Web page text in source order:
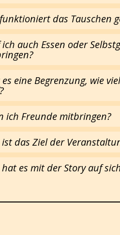
das Tauschen
auch Essen oder
eine Begrenzung, wie
ich Freunde mitbringen?
ist das Ziel der
hat es mit der Story auf